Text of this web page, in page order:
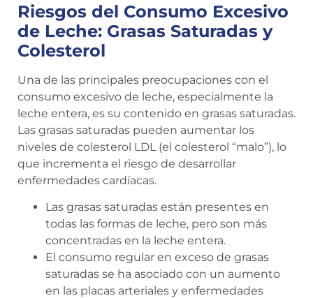
Riesgos del Consumo Excesivo
de Leche: Grasas Saturadas y
Colesterol
Una de las principales preocupaciones con el
consumo excesivo de leche, especialmente la
leche entera, es su contenido en grasas saturadas.
Las grasas saturadas pueden aumentar los
niveles de colesterol LDL (el colesterol “malo”), lo
que incrementa el riesgo de desarrollar
enfermedades cardíacas.
Las grasas saturadas están presentes en
todas las formas de leche, pero son más
concentradas en la leche entera.
El consumo regular en exceso de grasas
saturadas se ha asociado con un aumento
en las placas arteriales y enfermedades